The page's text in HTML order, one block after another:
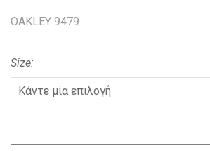
OAKLEY 9479
Size